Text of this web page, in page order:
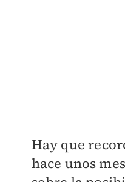
Hay que
hace unos